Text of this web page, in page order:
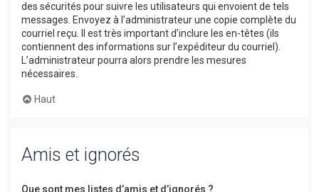
des sécurités pour suivre les utilisateurs qui envoient de tels
messages. Envoyez à l’administrateur une copie complète du
courriel reçu. Il est très important d’inclure les en-têtes (ils
contiennent des informations sur l’expéditeur du courriel).
L’administrateur pourra alors prendre les mesures
nécessaires.
Haut
Amis et ignorés
Que sont mes listes d’amis et d’ignorés ?